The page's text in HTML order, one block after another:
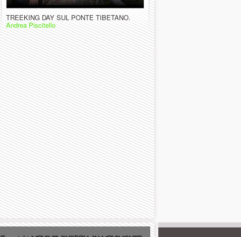
TREEKING DAY SUL PONTE TIBETANO.
Andrea Piscitello